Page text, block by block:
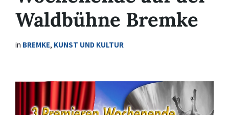
Waldbühne Bremke
in BREMKE, KUNST UND KULTUR